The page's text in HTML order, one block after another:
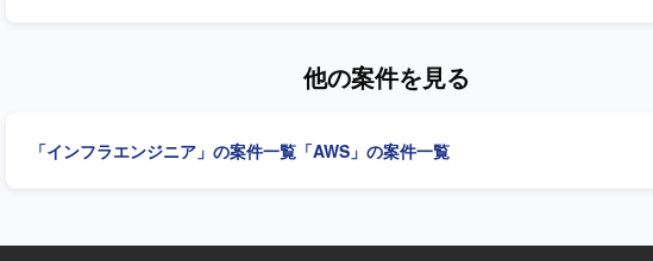
ます。また、業務整理手法の標準化、各種資料作成、会議ファシリテーションを担
ロー作成フェーズに分かれて進行する想定です。 【求める人物像】 建設業界の業務を理解し、
解の地力をお持ちの方も歓迎します。 【ポジションの魅力】 システムありきではなく業務起点
他の案件を見る
「インフラエンジニア」の案件一覧 「AWS」の案件一覧